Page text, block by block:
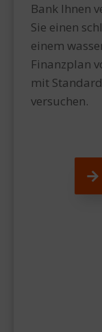
Bank Ihnen
Sie einen
einem
Finanzplan
mit
versuchen.